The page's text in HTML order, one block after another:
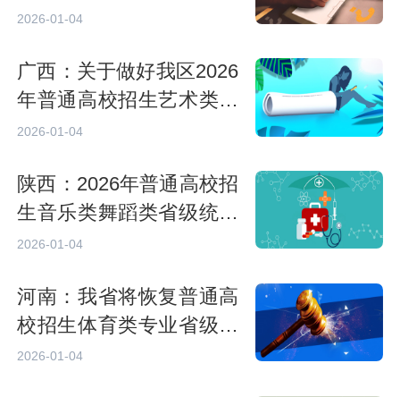
演类、播音与主持类、美
统考合格线确定
2026-01-04
广西：关于做好我区2026
年普通高校招生艺术类专
业全区统一考试成绩复核
2026-01-04
陕西：2026年普通高校招
生音乐类舞蹈类省级统考
考试公告
2026-01-04
河南：我省将恢复普通高
校招生体育类专业省级统
考专项技术考试
2026-01-04